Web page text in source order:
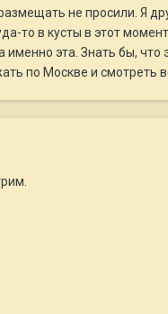
не просили. Я
то в кусты в этот
эта. Знать бы,
по Москве и